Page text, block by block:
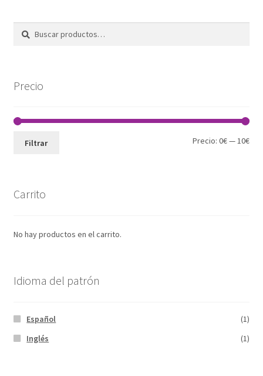
Buscar
Buscar
Precio
Filtrar Precio:0€—10€
Carrito
No hay productos en el carrito.
Idioma del patrón
Español
(1)
Inglés
(1)